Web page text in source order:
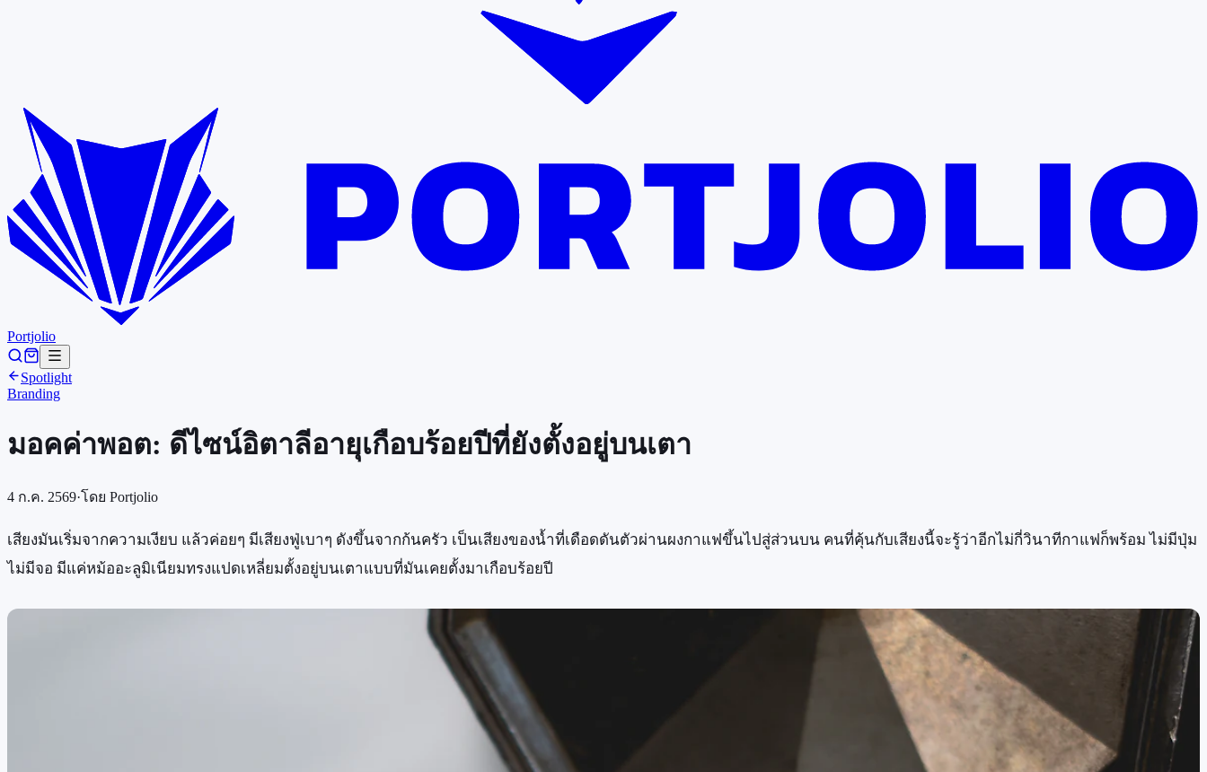
Portjolio
Spotlight
Branding
มอคค่าพอต: ดีไซน์อิตาลีอายุเกือบร้อยปีที่ยังตั้งอยู่บนเตา
4 ก.ค. 2569·โดย Portjolio
เสียงมันเริ่มจากความเงียบ แล้วค่อยๆ มีเสียงฟู่เบาๆ ดังขึ้นจากก้นครัว เป็นเสียงของน้ำที่เดือดดันตัวผ่านผงกาแฟขึ้นไปสู่ส่วนบน คนที่คุ้นกับเสียงนี้จะรู้ว่าอีกไม่กี่วินาทีกาแฟก็พร้อม ไม่มีปุ่ม
ไม่มีจอ มีแค่หม้ออะลูมิเนียมทรงแปดเหลี่ยมตั้งอยู่บนเตาแบบที่มันเคยตั้งมาเกือบร้อยปี